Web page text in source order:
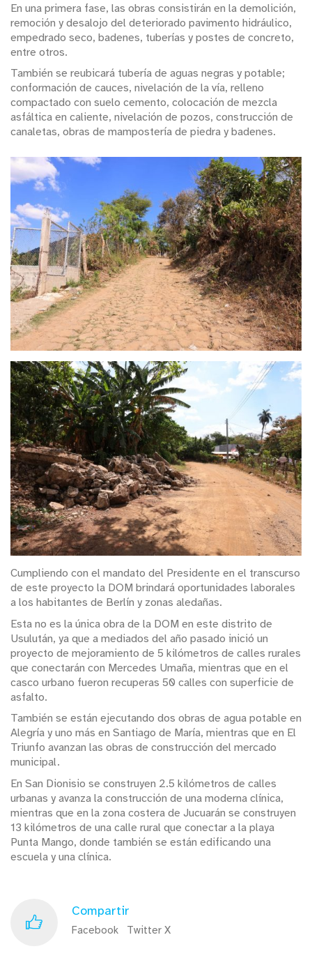
En una primera fase, las obras consistirán en la demolición,
remoción y desalojo del deteriorado pavimento hidráulico,
empedrado seco, badenes, tuberías y postes de concreto,
entre otros.
También se reubicará tubería de aguas negras y potable;
conformación de cauces, nivelación de la vía, relleno
compactado con suelo cemento, colocación de mezcla
asfáltica en caliente, nivelación de pozos, construcción de
canaletas, obras de mampostería de piedra y badenes.
Cumpliendo con el mandato del Presidente en el transcurso
de este proyecto la DOM brindará oportunidades laborales
a los habitantes de Berlín y zonas aledañas.
Esta no es la única obra de la DOM en este distrito de
Usulután, ya que a mediados del año pasado inició un
proyecto de mejoramiento de 5 kilómetros de calles rurales
que conectarán con Mercedes Umaña, mientras que en el
casco urbano fueron recuperas 50 calles con superficie de
asfalto.
También se están ejecutando dos obras de agua potable en
Alegría y uno más en Santiago de María, mientras que en El
Triunfo avanzan las obras de construcción del mercado
municipal.
En San Dionisio se construyen 2.5 kilómetros de calles
urbanas y avanza la construcción de una moderna clínica,
mientras que en la zona costera de Jucuarán se construyen
13 kilómetros de una calle rural que conectar a la playa
Punta Mango, donde también se están edificando una
escuela y una clínica.
Compartir
Facebook Twitter X